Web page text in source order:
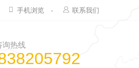
手机浏览 - 联系我们
询热线